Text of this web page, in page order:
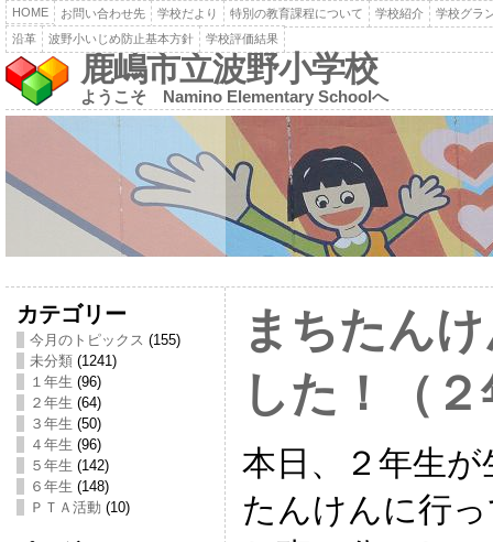
HOME お問い合わせ先 学校だより 特別の教育課程について 学校紹介
学校グラ
沿革
波野小いじめ防止基本方針 学校評価結果
鹿嶋市立波野小学校
ようこそ Namino Elementary Schoolへ
カテゴリー
今月のトピックス (155)
未分類(1241)
１年生 (96)
２年生 (64)
３年生 (50)
４年生 (96)
５年生 (142)
６年生 (148)
ＰＴＡ活動 (10)
まちたん
した！（
本日、２年生
たんけんに行